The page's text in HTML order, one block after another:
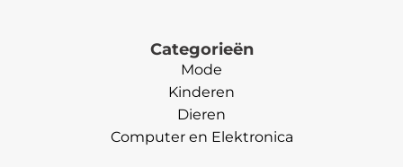
Categorieën
Mode
Kinderen
Dieren
Computer en Elektronica